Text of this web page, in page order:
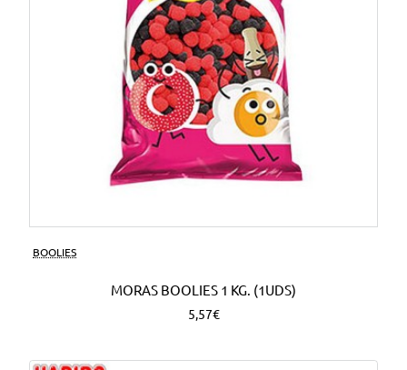
BOOLIES
MORAS BOOLIES 1 KG. (1UDS)
5,57€